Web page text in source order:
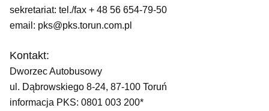
sekretariat: tel./fax + 48 56 654-79-50
email: pks@pks.torun.com.pl
Kontakt:
Dworzec Autobusowy
ul. Dąbrowskiego 8-24, 87-100 Toruń
informacja PKS: 0801 003 200*